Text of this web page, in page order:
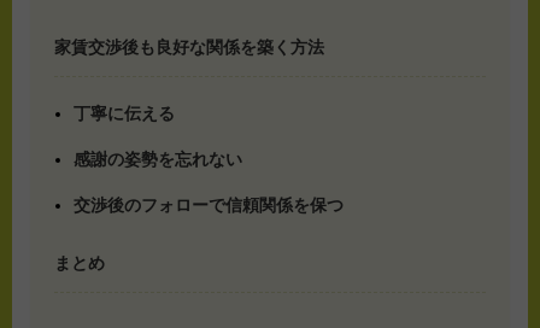
家賃交渉後も良好な関係を築く方法
丁寧に伝える
感謝の姿勢を忘れない
交渉後のフォローで信頼関係を保つ
まとめ